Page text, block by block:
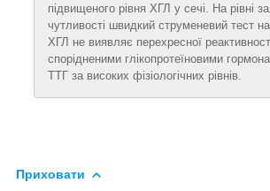
підвищеного рівня ХГЛ у сечі. На рівні
чутливості швидкий струменевий тест на
ХГЛ не виявляє перехресної
спорідненими глікопротеїновими
ТТГ за високих фізіологічних рівнів.
Приховати